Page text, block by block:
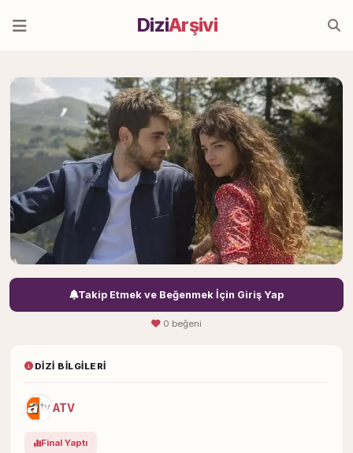
DiziArşivi
Takip Etmek ve Beğenmek İçin Giriş Yap
0 beğeni
DIZI BILGILERI
ATV
Final Yaptı